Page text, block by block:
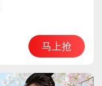
马上抢